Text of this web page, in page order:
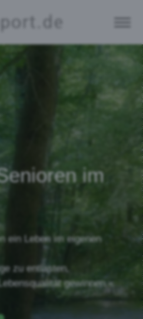
im
ein Leben im eigenen
zu entlasten,
gewinnen.«